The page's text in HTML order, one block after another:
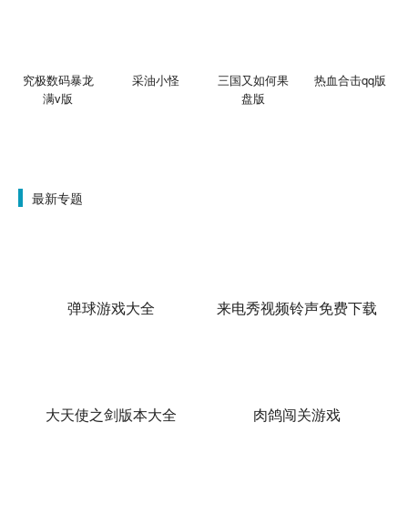
究极数码暴龙
满v版
采油小怪
三国又如何果
盘版
热血合击qq版
最新专题
弹球游戏大全 来电秀视频铃声免费下载
大天使之剑版本大全 肉鸽闯关游戏